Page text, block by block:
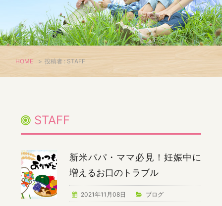
HOME > 投稿者 : STAFF
STAFF
新米パパ・ママ必見！妊娠中に
増えるお口のトラブル
2021年11月08日 ブログ